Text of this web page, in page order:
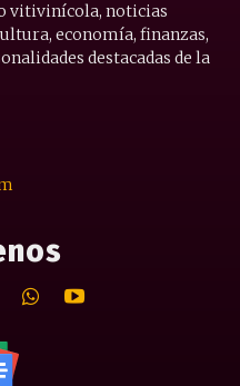
vitivinícola, noticias
economía, finanzas,
destacadas de la